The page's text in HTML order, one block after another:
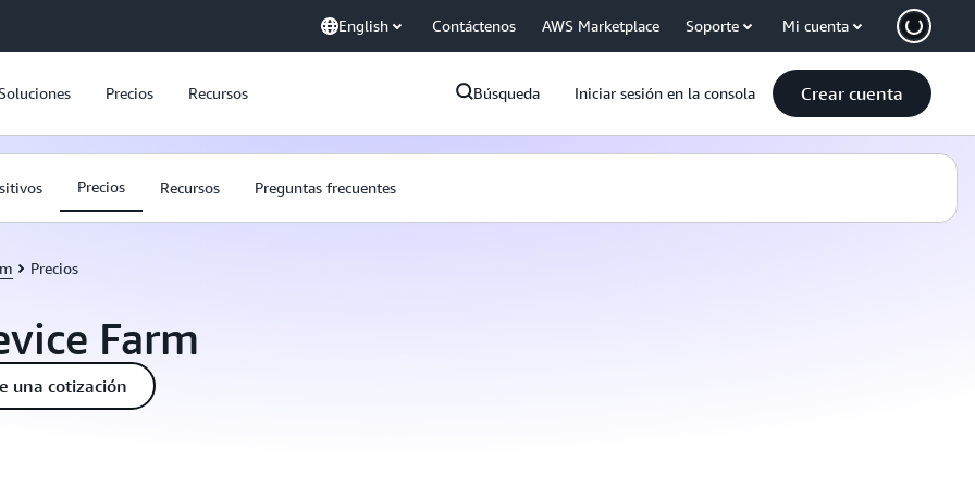
English Contáctenos AWS Marketplace Soporte Mi cuenta
Precios Recursos Búsqueda Iniciar sesión en la consola Crear cuenta
Precios Recursos Preguntas frecuentes
Precios
Farm
una cotización